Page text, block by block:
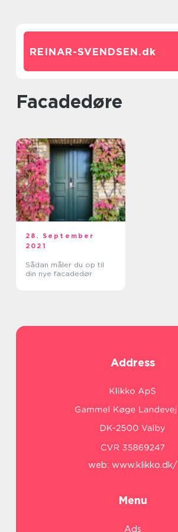
REINAR-SVENDSEN.dk
facadedøre
28. September
2021
Sådan måler du op til
din nye facadedør
Address
web: www.klikko.dk/
Menu
Ads